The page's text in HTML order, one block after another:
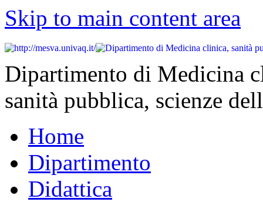
Skip to main content area
Dipartimento di Medicina
sanità pubblica, scienze
Home
Dipartimento
Didattica